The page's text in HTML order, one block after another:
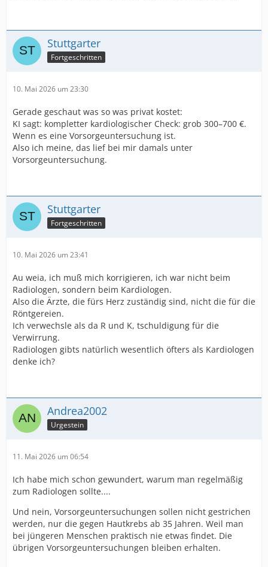
Stuttgarter
Fortgeschritten
10. Mai 2026 um 23:30
Gerade geschaut was so was privat kostet:
KI sagt: kompletter kardiologischer Check: grob 300–700 €.
Wenn es eine Vorsorgeuntersuchung ist.
Also ich meine, das lief bei mir damals unter
Vorsorgeuntersuchung.
Stuttgarter
Fortgeschritten
10. Mai 2026 um 23:41
Au weia, ich muß mich korrigieren, ich war nicht beim
Radiologen, sondern beim Kardiologen.
Also die Ärzte, die fürs Herz zuständig sind, nicht die für die
Röntgereien.
Ich verwechsle als da R und K, tschuldigung für die
Verwirrung.
Radiologen gibts natürlich wesentlich öfters als Kardiologen
denke ich?
Andrea2002
Urgestein
11. Mai 2026 um 06:54
Ich habe mich schon gewundert, warum man regelmäßig
zum Radiologen sollte....
Und nein, Vorsorgeuntersuchungen sollen nicht gestrichen
werden, nur die gegen Hautkrebs ab 35 Jahren. Weil man
bei jüngeren Menschen praktisch nie etwas findet. Die
übrigen Vorsorgeuntersuchungen bleiben erhalten.